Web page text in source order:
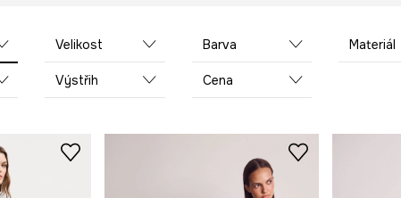
Velikost Barva Materiál
Výstřih Cena